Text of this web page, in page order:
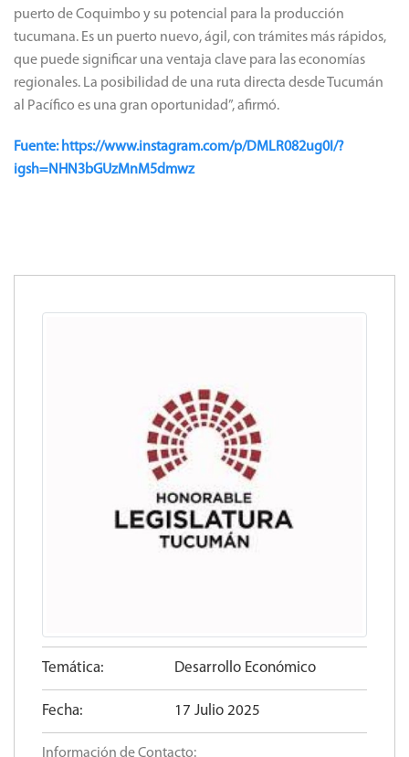
puerto de Coquimbo y su potencial para la producción
tucumana. Es un puerto nuevo, ágil, con trámites más rápidos,
que puede significar una ventaja clave para las economías
regionales. La posibilidad de una ruta directa desde Tucumán
al Pacífico es una gran oportunidad”, afirmó.
Fuente: https://www.instagram.com/p/DMLR082ug0I/?
igsh=NHN3bGUzMnM5dmwz
Temática: Desarrollo Económico
Fecha: 17 Julio 2025
Información de Contacto: